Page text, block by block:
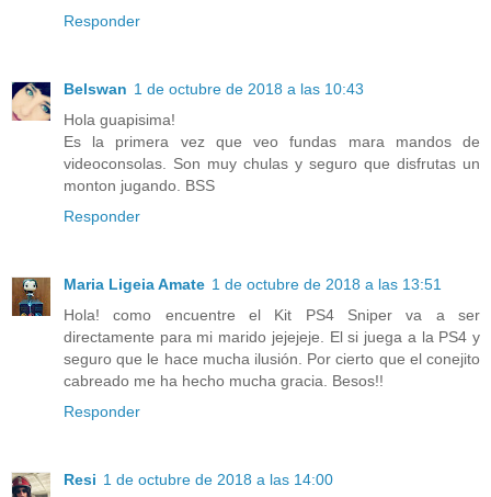
Responder
Belswan 1 de octubre de 2018 a las 10:43
Hola guapisima!
Es la primera vez que veo fundas mara mandos de
videoconsolas. Son muy chulas y seguro que disfrutas un
monton jugando. BSS
Responder
Maria Ligeia Amate 1 de octubre de 2018 a las 13:51
Hola! como encuentre el Kit PS4 Sniper va a ser
directamente para mi marido jejejeje. El si juega a la PS4 y
seguro que le hace mucha ilusión. Por cierto que el conejito
cabreado me ha hecho mucha gracia. Besos!!
Responder
Resi 1 de octubre de 2018 a las 14:00